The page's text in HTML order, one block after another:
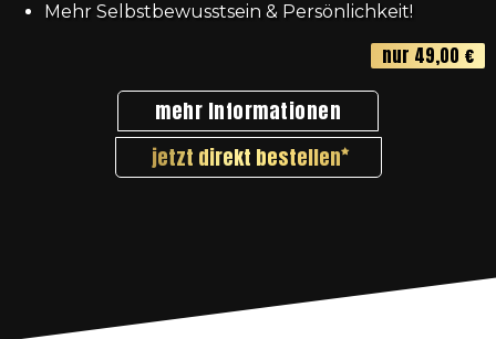
Mehr Selbstbewusstsein & Persönlichkeit!
nur 49,00 €
mehr Informationen
jetzt direkt bestellen